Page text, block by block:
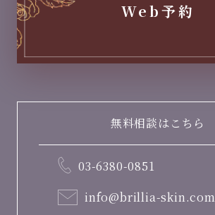
Web予約
無料相談はこちら
03-6380-0851
info@brillia-skin.com